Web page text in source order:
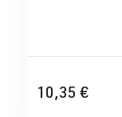
10,35 €